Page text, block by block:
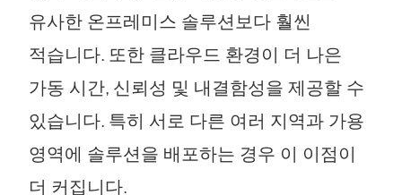
유사한 온프레미스 솔루션보다 훨씬
적습니다. 또한 클라우드 환경이 더 나은
가동 시간, 신뢰성 및 내결함성을 제공할 수
있습니다. 특히 서로 다른 여러 지역과 가용
영역에 솔루션을 배포하는 경우 이 이점이
더 커집니다.